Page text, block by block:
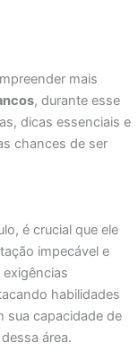
mais
, durante esse
dicas essenciais e
chances de ser
é crucial que ele
impecável e
habilidades
sua capacidade de
área.